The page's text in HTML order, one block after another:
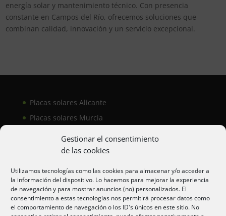
Gestionar el consentimiento
de las cookies
Utilizamos tecnologías como las cookies para almacenar y/o acceder a
la información del dispositivo. Lo hacemos para mejorar la experiencia
de navegación y para mostrar anuncios (no) personalizados. El
consentimiento a estas tecnologías nos permitirá procesar datos como
el comportamiento de navegación o los ID's únicos en este sitio. No
energía solar y mantenimiento técnico. Con presencia
constante en Campos del Río, ofrecemos soluciones que
combinan calidad, innovación y un servicio excepcional.
Placas solares Alicante
Placas solares Murcia
Aire acondicionado Alicante
Aire acondicionador Murcia
Aire acondicionado San Juan